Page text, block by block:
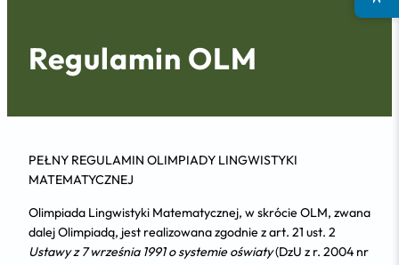
Regulamin OLM
PEŁNY REGULAMIN OLIMPIADY LINGWISTYKI
MATEMATYCZNEJ
Olimpiada Lingwistyki Matematycznej, w skrócie OLM, zwana
dalej Olimpiadą, jest realizowana zgodnie z art. 21 ust. 2
Ustawy z 7 września 1991 o systemie oświaty(DzU z r. 2004 nr